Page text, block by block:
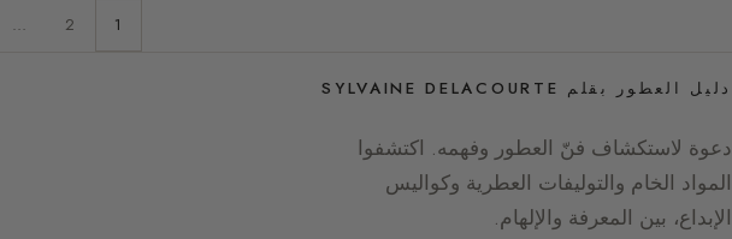
1
2
…
دليل العطور بقلم SYLVAINE DELACOURTE
دعوة لاستكشاف فنّ العطور وفهمه. اكتشفوا
المواد الخام والتوليفات العطرية وكواليس
الإبداع، بين المعرفة والإلهام.